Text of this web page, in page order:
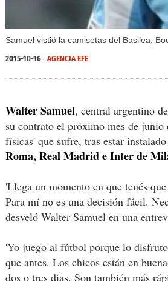
Samuel vistió la camisetas del Basilea,
2015-10-16 AGENCIA EFE
Walter Samuel, central argentino
su contrato el próximo mes de
físicas' que sufre, tras estar
Roma, Real Madrid e Inter de
'Llega un momento en que tenés
Para mí no es una decisión fácil.
desveló Walter Samuel en una
'Yo juego al fútbol porque lo
que antes. Los chicos están en
dos o tres días. Son también más